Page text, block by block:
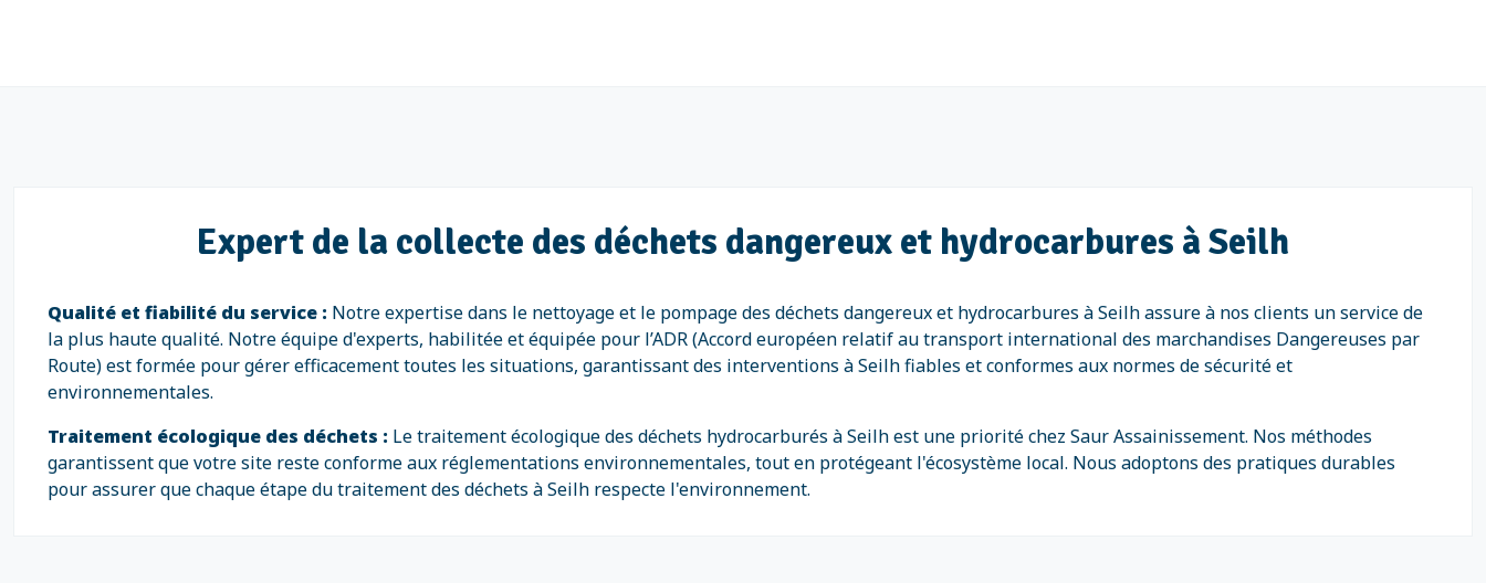
Expert de la collecte des déchets dangereux et hydrocarbures à Seilh
Qualité et fiabilité du service : Notre expertise dans le nettoyage et le pompage des déchets dangereux et hydrocarbures à Seilh assure à nos clients un service de
la plus haute qualité. Notre équipe d'experts, habilitée et équipée pour l’ADR (Accord européen relatif au transport international des marchandises Dangereuses par
Route) est formée pour gérer efficacement toutes les situations, garantissant des interventions à Seilh fiables et conformes aux normes de sécurité et
environnementales.
Traitement écologique des déchets : Le traitement écologique des déchets hydrocarburés à Seilh est une priorité chez Saur Assainissement. Nos méthodes
garantissent que votre site reste conforme aux réglementations environnementales, tout en protégeant l'écosystème local. Nous adoptons des pratiques durables
pour assurer que chaque étape du traitement des déchets à Seilh respecte l'environnement.